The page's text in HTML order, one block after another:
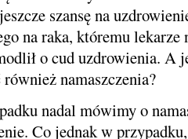
szansę na
na raka, któremu lekarze
o cud uzdrowienia. A
namaszczenia?
nadal mówimy o
Co jednak w